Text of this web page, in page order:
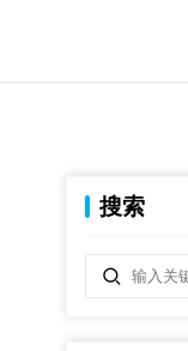
搜索